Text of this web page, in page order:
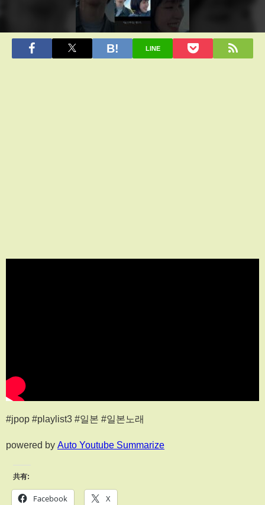
LINE
#jpop #playlist3 #일본 #일본노래
powered by Auto Youtube Summarize
共有:
Facebook X